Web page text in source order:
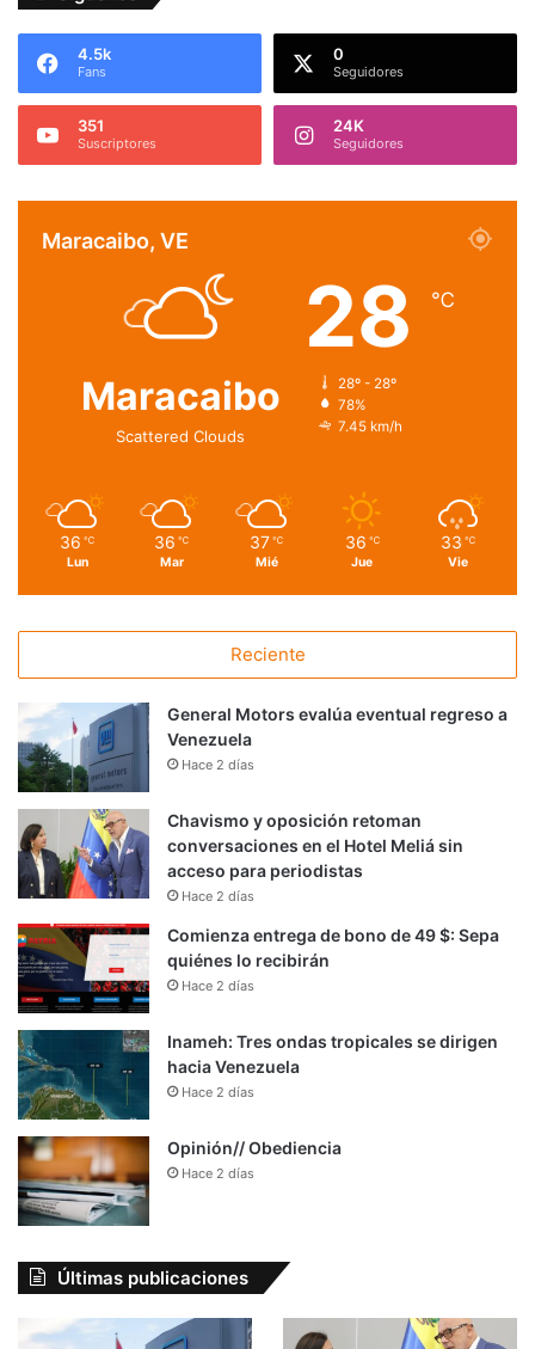
4.5k
Fans
0
Seguidores
351
Suscriptores
24K
Seguidores
Maracaibo, VE
Maracaibo
Scattered Clouds
28 ℃
28º - 28º
78%
7.45 km/h
36 ℃
Lun
36 ℃
Mar
37 ℃
Mié
36 ℃
Jue
33 ℃
Vie
Reciente
General Motors evalúa eventual regreso a
Venezuela
Hace 2 días
Chavismo y oposición retoman
conversaciones en el Hotel Meliá sin
acceso para periodistas
Hace 2 días
Comienza entrega de bono de 49 $: Sepa
quiénes lo recibirán
Hace 2 días
Inameh: Tres ondas tropicales se dirigen
hacia Venezuela
Hace 2 días
Opinión// Obediencia
Hace 2 días
Últimas publicaciones